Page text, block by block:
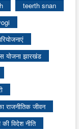
teerth snan
योजना झारखंड
राजनीतिक जीवन
विदेश नीति